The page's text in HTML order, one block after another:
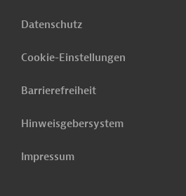
Datenschutz
Cookie-Einstellungen
Barrierefreiheit
Hinweisgebersystem
Impressum